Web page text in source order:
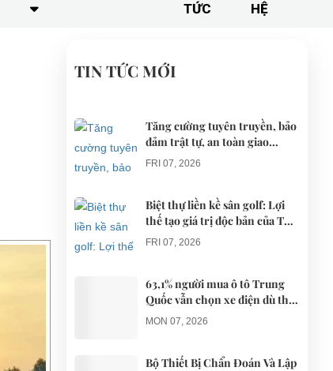
TỨC
HỆ
TIN TỨC MỚI
Tăng cường tuyên truyền, bảo
đảm trật tự, an toàn giao
thông khi thí điểm xe điện 4
bánh phục vụ du lịch
FRI 07, 2026
Biệt thự liền kề sân golf: Lợi
thế tạo giá trị độc bản của The
AGULA Tây Ninh
FRI 07, 2026
63,1% người mua ô tô Trung
Quốc vẫn chọn xe điện dù thị
trường tháng 7 hạ nhiệt
MON 07, 2026
Bộ Thiết Bị Chẩn Đoán Và Lập